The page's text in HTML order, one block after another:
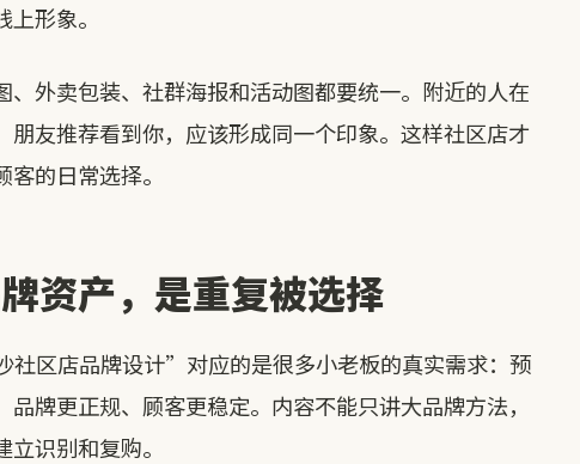
形象。
、外卖包装、社群海报和活动图都要统一。附近的人在
朋友推荐看到你，应该形成同一个印象。这样社区店才
的日常选择。
资产，是重复被选择
社区店品牌设计”对应的是很多小老板的真实需求：预
牌更正规、顾客更稳定。内容不能只讲大品牌方法，
识别和复购。